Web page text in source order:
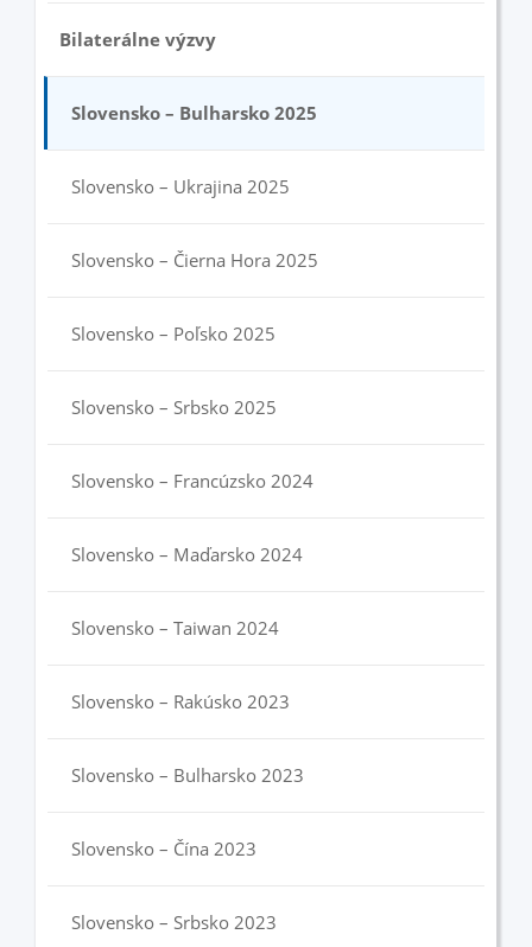
Bilaterálne výzvy
Slovensko – Bulharsko 2025
Slovensko – Ukrajina 2025
Slovensko – Čierna Hora 2025
Slovensko – Poľsko 2025
Slovensko – Srbsko 2025
Slovensko – Francúzsko 2024
Slovensko – Maďarsko 2024
Slovensko – Taiwan 2024
Slovensko – Rakúsko 2023
Slovensko – Bulharsko 2023
Slovensko – Čína 2023
Slovensko – Srbsko 2023